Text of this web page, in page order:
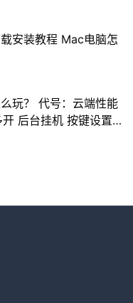
安装教程 Mac电脑怎
玩？ 代号：云端性能
后台挂机 按键设置